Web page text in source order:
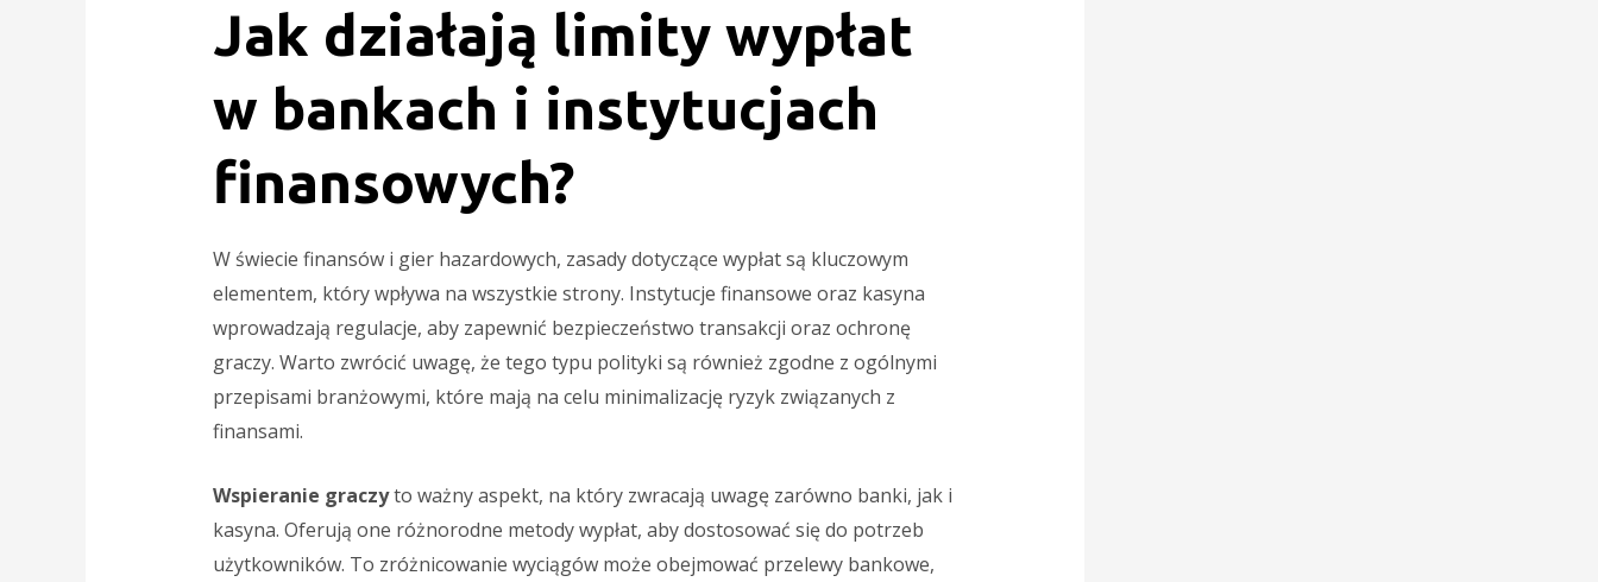
Jak działają limity wypłat
w bankach i instytucjach
finansowych?
W świecie finansów i gier hazardowych, zasady dotyczące wypłat są kluczowym
elementem, który wpływa na wszystkie strony. Instytucje finansowe oraz kasyna
wprowadzają regulacje, aby zapewnić bezpieczeństwo transakcji oraz ochronę
graczy. Warto zwrócić uwagę, że tego typu polityki są również zgodne z ogólnymi
przepisami branżowymi, które mają na celu minimalizację ryzyk związanych z
finansami.
Wspieranie graczyto ważny aspekt, na który zwracają uwagę zarówno banki, jak i
kasyna. Oferują one różnorodne metody wypłat, aby dostosować się do potrzeb
użytkowników. To zróżnicowanie wyciągów może obejmować przelewy bankowe,